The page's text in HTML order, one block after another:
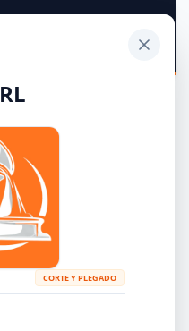
y Siderúrgicas
CORTE Y PLEGADO